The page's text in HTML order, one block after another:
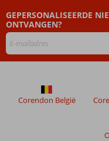
dan
48
niet
weergegeven
om
GEPERSONALISEERDE
ONTVANGEN?
Corendon België